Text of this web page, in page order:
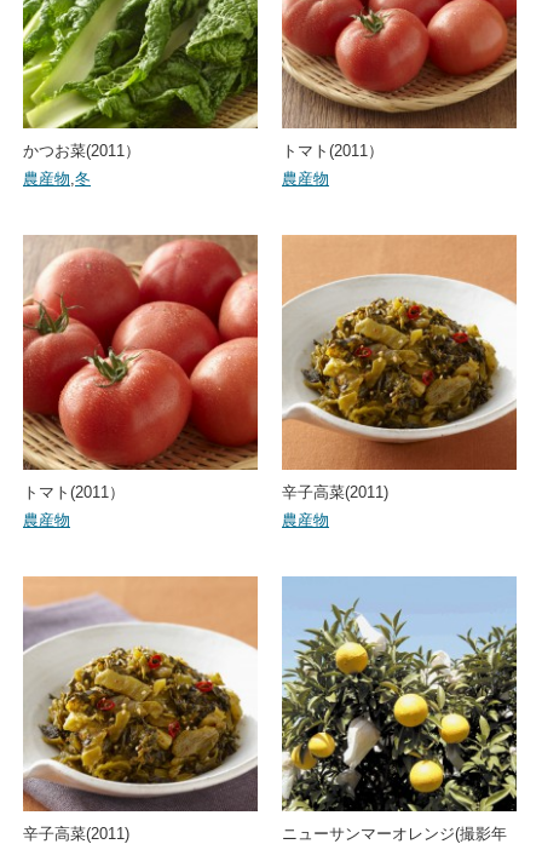
かつお菜(2011）
農産物,冬
トマト(2011）
農産物
トマト(2011）
農産物
辛子高菜(2011)
農産物
辛子高菜(2011)
ニューサンマーオレンジ(撮影年